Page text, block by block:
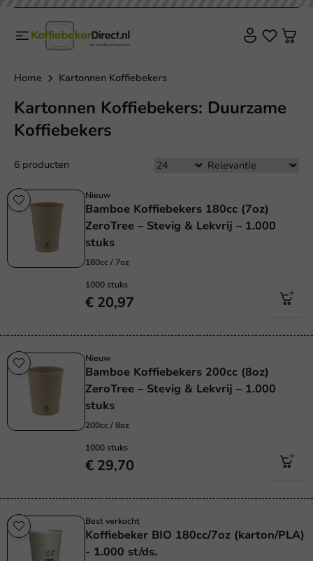
Home Kartonnen Koffiebekers
Kartonnen Koffiebekers: Duurzame
Koffiebekers
6 producten
Nieuw
Bamboe Koffiebekers 180cc (7oz)
ZeroTree – Stevig & Lekvrij – 1.000
stuks
180cc / 7oz
1000 stuks
€ 20,97
Nieuw
Bamboe Koffiebekers 200cc (8oz)
ZeroTree – Stevig & Lekvrij – 1.000
stuks
200cc / 8oz
1000 stuks
€ 29,70
Best verkocht
Koffiebeker BIO 180cc/7oz (karton/PLA)
- 1.000 st/ds.